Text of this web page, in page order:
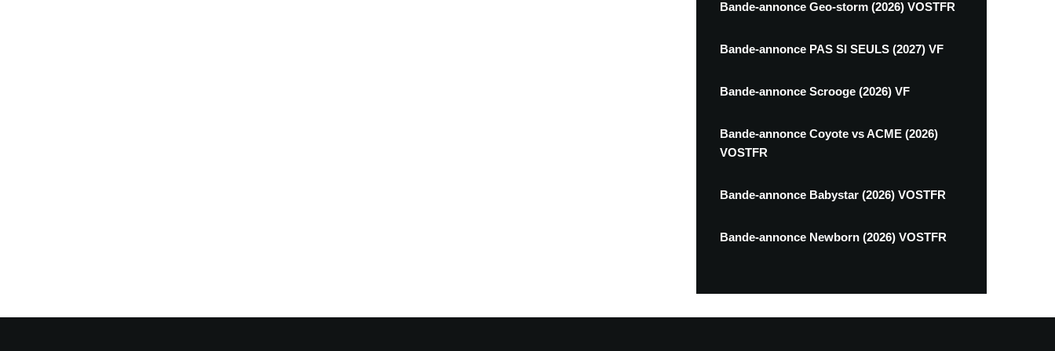
Bande-annonce Geo-storm (2026) VOSTFR
Bande-annonce PAS SI SEULS (2027) VF
Bande-annonce Scrooge (2026) VF
Bande-annonce Coyote vs ACME (2026)
VOSTFR
Bande-annonce Babystar (2026) VOSTFR
Bande-annonce Newborn (2026) VOSTFR